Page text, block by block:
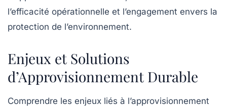
l’efficacité opérationnelle et l’engagement envers la
protection de l’environnement.
Enjeux et Solutions
d’Approvisionnement Durable
Comprendre les enjeux liés à l’approvisionnement